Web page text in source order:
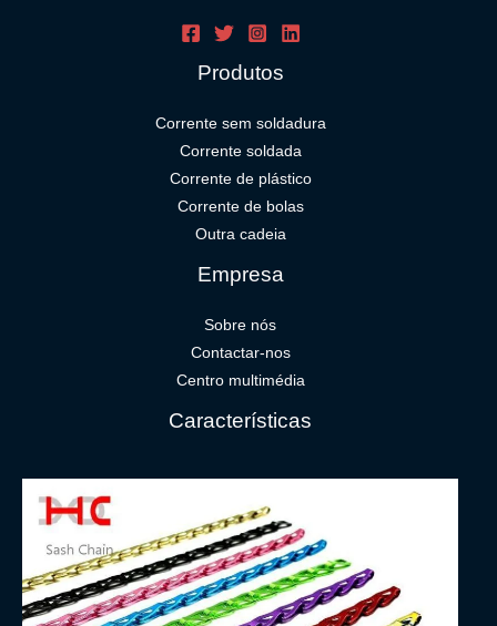
Produtos
Corrente sem soldadura
Corrente soldada
Corrente de plástico
Corrente de bolas
Outra cadeia
Empresa
Sobre nós
Contactar-nos
Centro multimédia
Características